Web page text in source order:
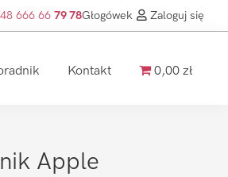
666 66 79 78Głogówek Zaloguj się
Kontakt 0,00 zł
Apple